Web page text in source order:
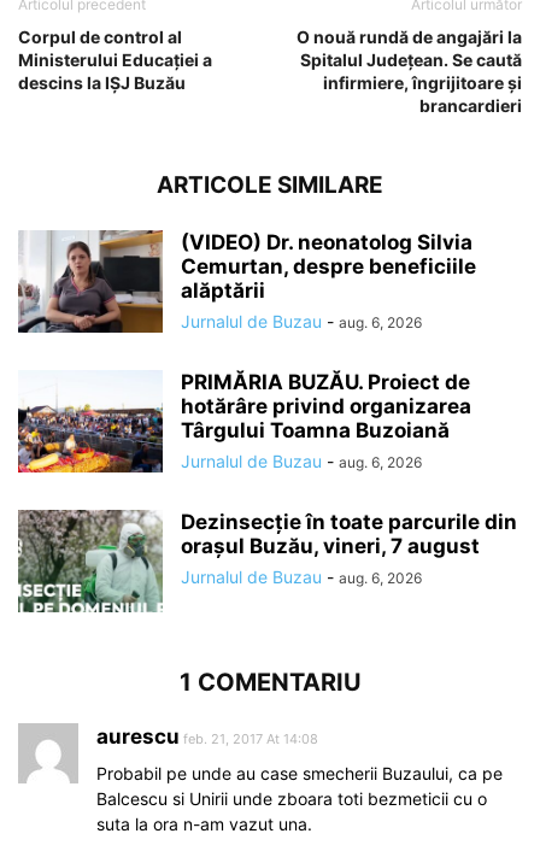
Articolul precedent
Corpul de control al
Ministerului Educaţiei a
descins la IŞJ Buzău
Articolul următor
O nouă rundă de angajări la
Spitalul Județean. Se caută
infirmiere, îngrijitoare și
brancardieri
ARTICOLE SIMILARE
(VIDEO) Dr. neonatolog Silvia
Cemurtan, despre beneficiile
alăptării
Jurnalul de Buzau - aug. 6, 2026
PRIMĂRIA BUZĂU. Proiect de
hotărâre privind organizarea
Târgului Toamna Buzoiană
Jurnalul de Buzau - aug. 6, 2026
Dezinsecție în toate parcurile din
orașul Buzău, vineri, 7 august
Jurnalul de Buzau - aug. 6, 2026
1 COMENTARIU
aurescu feb. 21, 2017 At 14:08
Probabil pe unde au case smecherii Buzaului, ca pe
Balcescu si Unirii unde zboara toti bezmeticii cu o
suta la ora n-am vazut una.